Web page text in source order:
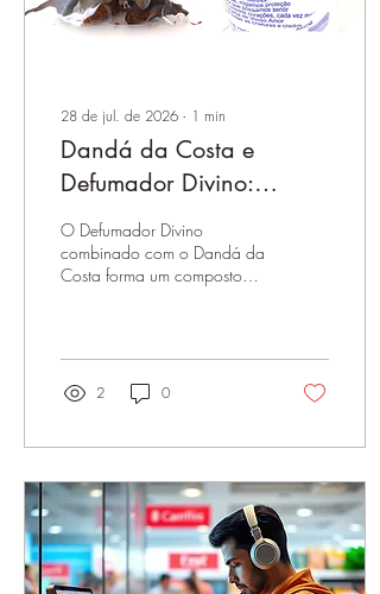
28 de jul. de 2026 ∙ 1 min
Dandá da Costa e
Defumador Divino:
benefícios, indicações e
cuidados
O Defumador Divino
combinado com o Dandá da
Costa forma um composto
ambiente, ajudando a
renovar as vibrações e trazer
mais leveza para o dia a
2 0